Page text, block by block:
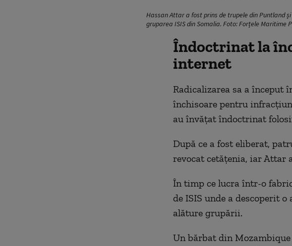
Hassan Attar a fost prins de trupele din Puntland
gruparea ISIS din Somalia. Foto: Forțele Maritime
Îndoctrinat la
internet
Radicalizarea sa a început
închisoare pentru
au învățat îndoctrinat
După ce a fost eliberat,
revocat cetățenia, iar Attar
În timp ce lucra într-o
de ISIS unde a descoperit
alăture grupării.
Un bărbat din